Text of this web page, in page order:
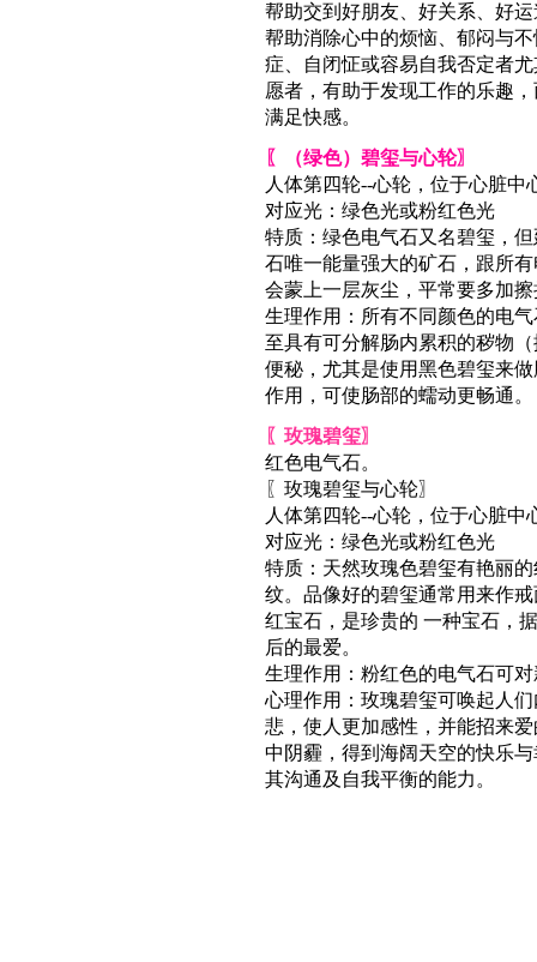
帮助交到好朋友、好关系、好
帮助消除心中的烦恼、郁闷与
症、自闭怔或容易自我否定者
愿者，有助于发现工作的乐趣
满足快感。
〖（绿色）碧玺与心轮〗
人体第四轮--心轮，位于心脏中
对应光：绿色光或粉红色光
特质：绿色电气石又名碧玺，
石唯一能量强大的矿石，跟所
会蒙上一层灰尘，平常要多加
生理作用：所有不同颜色的电
至具有可分解肠内累积的秽物
便秘，尤其是使用黑色碧玺来
作用，可使肠部的蠕动更畅通。
〖玫瑰碧玺〗
红色电气石。
〖玫瑰碧玺与心轮〗
人体第四轮--心轮，位于心脏中
对应光：绿色光或粉红色光
特质：天然玫瑰色碧玺有艳丽
纹。品像好的碧玺通常用来作
红宝石，是珍贵的 一种宝石，
后的最爱。
生理作用：粉红色的电气石可
心理作用：玫瑰碧玺可唤起人
悲，使人更加感性，并能招来
中阴霾，得到海阔天空的快乐
其沟通及自我平衡的能力。